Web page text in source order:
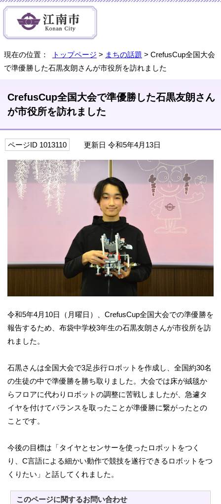
現在の位置： トップページ > まちの話題 > CrefusCup全国大会
で準優勝した石黒友朗さんが市役所を訪れました
CrefusCup全国大会で準優勝した石黒友朗さん
が市役所を訪れました
ページID 1013110 更新日 令和5年4月13日
令和5年4月10日（月曜日）、CrefusCup全国大会での準優勝を
報告するため、布袋中学校3年生の石黒友朗さんが市役所を訪
れました。
石黒さんは全国大会で3足歩行ロボットを作成し、全国約30名
の生徒の中で準優勝を勝ち取りました。大会では床が絨毯か
らフロアに代わりロボットの調整に苦戦しましたが、急遽タ
イヤを付けてバランスを取ったことが準優勝に繋がったとの
ことです。
今後の目標は「タイヤとセンサーを使ったロボットをつく
り、C言語による細かい動作で競技を遂行できるロボットをつ
くりたい」と話してくれました。
このページに関するお問い合わせ